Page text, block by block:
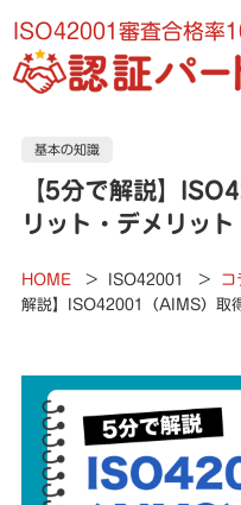
ISO42001審査合格率
基本の知識
【5分で解説】
リット・デメリット
HOME > ISO42001 > コ
解説】ISO42001（AIMS）取